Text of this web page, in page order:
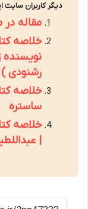
دیگر کاربران سایت
مقاله در
خلاصه
نویسنده
رشنودی )
خلاصه
ساستره
خلاصه
|